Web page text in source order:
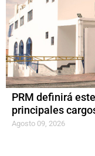
PRM definirá
principales
Agosto 09, 2026